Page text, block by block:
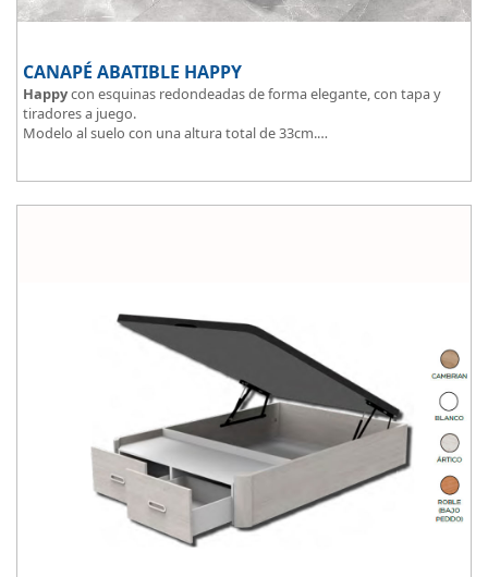
CANAPÉ ABATIBLE HAPPY
Happycon esquinas redondeadas de forma elegante, con tapa y
tiradores a juego.
Modelo al suelo con una altura total de 33cm.